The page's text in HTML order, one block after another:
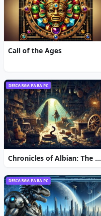
Call of the Ages
DESCARGA PARA PC
Chronicles of Albian: The Magic Convention
DESCARGA PARA PC